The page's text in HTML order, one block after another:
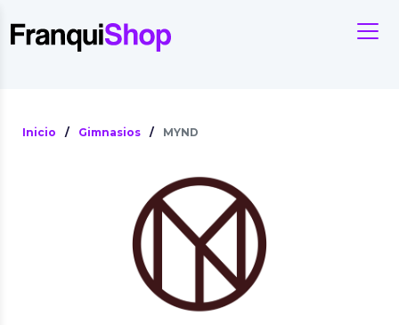
Inicio / Gimnasios / MYND